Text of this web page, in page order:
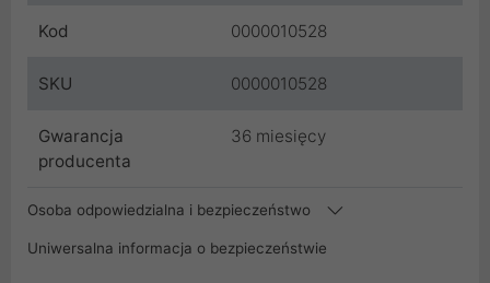
Kod 0000010528
SKU 0000010528
Gwarancja
producenta
36 miesięcy
Osoba odpowiedzialna i bezpieczeństwo
Uniwersalna informacja o bezpieczeństwie